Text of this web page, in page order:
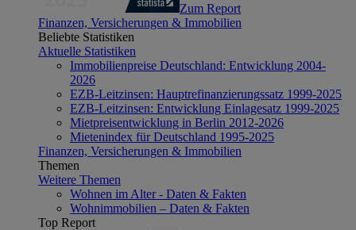
Zum Report
Finanzen, Versicherungen & Immobilien
Beliebte Statistiken
Aktuelle Statistiken
Immobilienpreise Deutschland: Entwicklung 2004-
2026
EZB-Leitzinsen: Hauptrefinanzierungssatz 1999-2025
EZB-Leitzinsen: Entwicklung Einlagesatz 1999-2025
Mietpreisentwicklung in Berlin 2012-2026
Mietenindex für Deutschland 1995-2025
Finanzen, Versicherungen & Immobilien
Themen
Weitere Themen
Wohnen im Alter - Daten & Fakten
Wohnimmobilien – Daten & Fakten
Top Report